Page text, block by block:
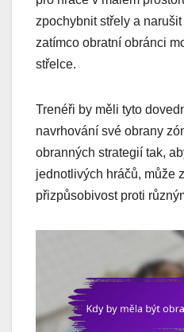
zpochybnit střely a
zatímco obratní obránci
střelce.
Trenéři by měli tyto
navrhování své obrany
obranných strategií tak,
jednotlivých hráčů, může
přizpůsobivost proti